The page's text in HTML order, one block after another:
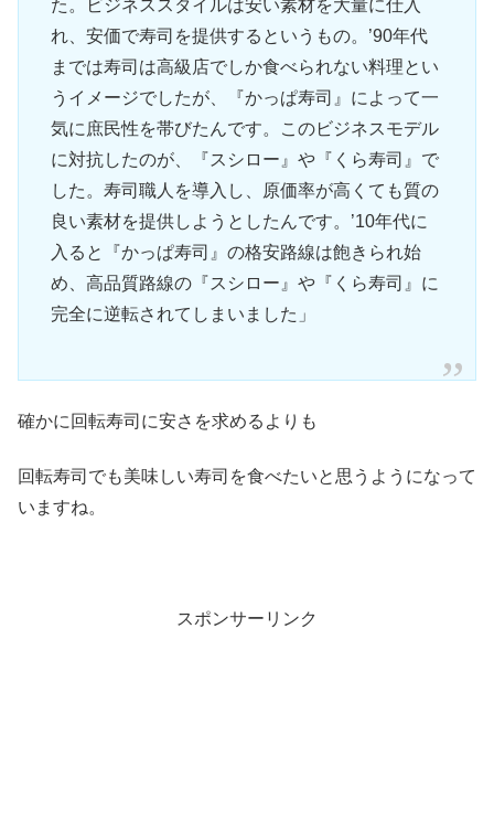
た。ビジネススタイルは安い素材を大量に仕入
れ、安価で寿司を提供するというもの。’90年代
までは寿司は高級店でしか食べられない料理とい
うイメージでしたが、『かっぱ寿司』によって一
気に庶民性を帯びたんです。このビジネスモデル
に対抗したのが、『スシロー』や『くら寿司』で
した。寿司職人を導入し、原価率が高くても質の
良い素材を提供しようとしたんです。’10年代に
入ると『かっぱ寿司』の格安路線は飽きられ始
め、高品質路線の『スシロー』や『くら寿司』に
完全に逆転されてしまいました」
確かに回転寿司に安さを求めるよりも
回転寿司でも美味しい寿司を食べたいと思うようになって
いますね。
スポンサーリンク